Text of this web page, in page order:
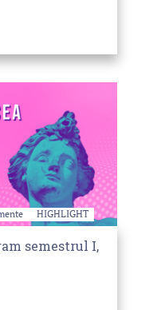
HIGHLIGHT
semestrul I,